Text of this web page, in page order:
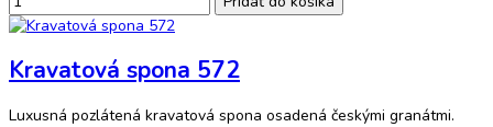
Kravatová spona 572
Luxusná pozlátená kravatová spona osadená českými granátmi.